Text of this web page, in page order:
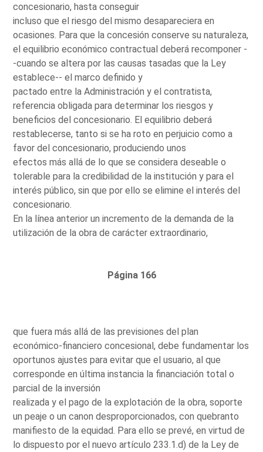
concesionario, hasta conseguir
incluso que el riesgo del mismo desapareciera en
ocasiones. Para que la concesión conserve su naturaleza,
el equilibrio económico contractual deberá recomponer -
-cuando se altera por las causas tasadas que la Ley
establece-- el marco definido y
pactado entre la Administración y el contratista,
referencia obligada para determinar los riesgos y
beneficios del concesionario. El equilibrio deberá
restablecerse, tanto si se ha roto en perjuicio como a
favor del concesionario, produciendo unos
efectos más allá de lo que se considera deseable o
tolerable para la credibilidad de la institución y para el
interés público, sin que por ello se elimine el interés del
concesionario.
En la línea anterior un incremento de la demanda de la
utilización de la obra de carácter extraordinario,
Página 166
que fuera más allá de las previsiones del plan
económico-financiero concesional, debe fundamentar los
oportunos ajustes para evitar que el usuario, al que
corresponde en última instancia la financiación total o
parcial de la inversión
realizada y el pago de la explotación de la obra, soporte
un peaje o un canon desproporcionados, con quebranto
manifiesto de la equidad. Para ello se prevé, en virtud de
lo dispuesto por el nuevo artículo 233.1.d) de la Ley de